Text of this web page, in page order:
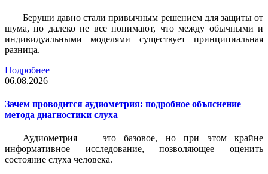
Беруши давно стали привычным решением для защиты от
шума, но далеко не все понимают, что между обычными и
индивидуальными моделями существует принципиальная
разница.
Подробнее
06.08.2026
Зачем проводится аудиометрия: подробное объяснение
метода диагностики слуха
Аудиометрия — это базовое, но при этом крайне
информативное исследование, позволяющее оценить
состояние слуха человека.